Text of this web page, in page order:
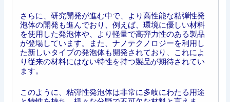
さらに、研究開発が進む中で、より高性能な粘弾性発
泡体の開発も進んでおり、例えば、環境に優しい材料
を使用した発泡体や、より軽量で高弾力性のある製品
が登場しています。また、ナノテクノロジーを利用し
た新しいタイプの発泡体も開発されており、これによ
り従来の材料にはない特性を持つ製品が期待されてい
ます。
このように、粘弾性発泡体は非常に多岐にわたる用途